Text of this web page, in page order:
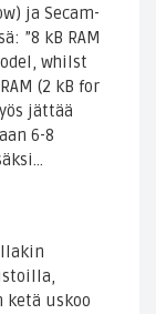
ja Secam-
”8 kB RAM
whilst
(2 kB for
jättää
6-8
uskoo